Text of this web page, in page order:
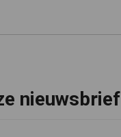
nieuwsbrief